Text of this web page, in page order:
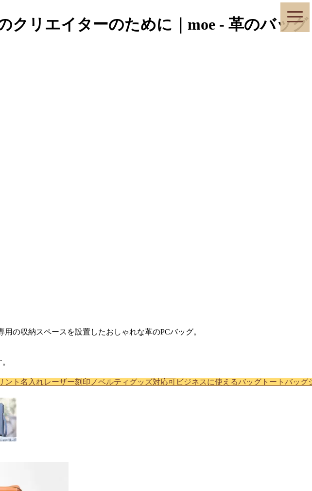
toggle
クリエイターのために｜moe - 革のバッグ
の収納スペースを設置したおしゃれな革のPCバッグ。
ント 名入れレーザー刻印 ノベルティグッズ対応可ビジネスに使えるバッグ トートバッグ